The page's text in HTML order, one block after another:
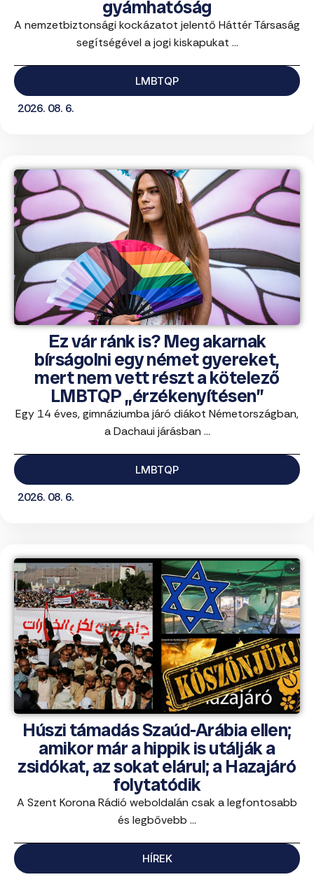
gyámhatóság
A nemzetbiztonsági kockázatot jelentő Háttér Társaság
segítségével a jogi kiskapukat ...
LMBTQP
2026. 08. 6.
Ez vár ránk is? Meg akarnak
bírságolni egy német gyereket,
mert nem vett részt a kötelező
LMBTQP „érzékenyítésen”
Egy 14 éves, gimnáziumba járó diákot Németországban,
a Dachaui járásban ...
LMBTQP
2026. 08. 6.
Húszi támadás Szaúd-Arábia ellen;
amikor már a hippik is utálják a
zsidókat, az sokat elárul; a Hazajáró
folytatódik
A Szent Korona Rádió weboldalán csak a legfontosabb
és legbővebb ...
HÍREK